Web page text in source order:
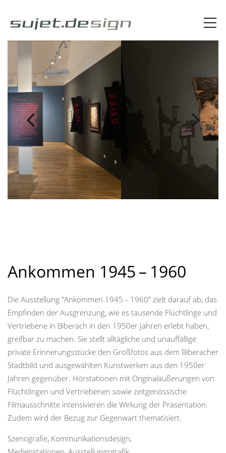
Ankommen 1945 – 1960
Die Ausstellung "Ankommen 1945 – 1960" zielt darauf ab, das
Empfinden der Ausgrenzung, wie es tausende Flüchtlinge und
Vertriebene in Biberach in den 1950er Jahren erlebt haben,
greifbar zu machen. Sie stellt alltägliche und unauffällige
private Erinnerungsstücke den Großfotos aus dem Biberacher
Stadtbild und ausgewählten Kunstwerken aus den 1950er
Jahren gegenüber. Hörstationen mit Originaläußerungen von
Flüchtlingen und Vertriebenen sowie zeitgenössische
Filmausschnitte intensivieren die Wirkung der Präsentation.
Zudem wird der Bezug zur Gegenwart thematisiert.
Szenografie, Kommunikationsdesign,